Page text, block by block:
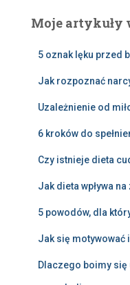
Moje artykuły
5 oznak lęku przed
Jak rozpoznać
Uzależnienie od
6 kroków do
Czy istnieje dieta
Jak dieta wpływa
5 powodów, dla
Jak się motywować
Dlaczego boimy